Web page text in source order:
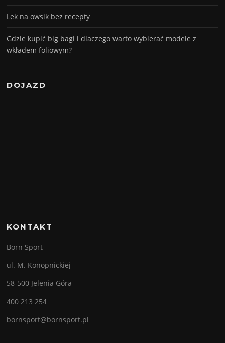
Lek na owsik bez recepty
Gdzie kupić big bagi i dlaczego warto wybierać modele z
wkładem foliowym?
DOJAZD
KONTAKT
Born Sport
ul. M. Konopnickiej
58-500 Jelenia Góra
400 213 254
bornsport@bornsport.pl